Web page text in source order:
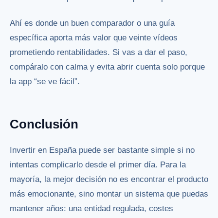
Ahí es donde un buen comparador o una guía
específica aporta más valor que veinte vídeos
prometiendo rentabilidades. Si vas a dar el paso,
compáralo con calma y evita abrir cuenta solo porque
la app “se ve fácil”.
Conclusión
Invertir en España puede ser bastante simple si no
intentas complicarlo desde el primer día. Para la
mayoría, la mejor decisión no es encontrar el producto
más emocionante, sino montar un sistema que puedas
mantener años: una entidad regulada, costes